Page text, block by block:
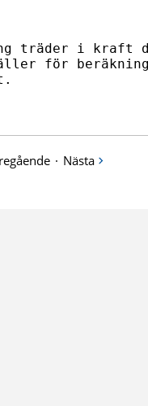
träder i kraft
för
· Nästa